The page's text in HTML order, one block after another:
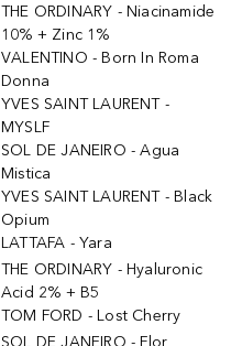
THE ORDINARY - Niacinamide
10% + Zinc 1%
VALENTINO - Born In Roma
Donna
YVES SAINT LAURENT -
MYSLF
SOL DE JANEIRO - Agua
Mistica
YVES SAINT LAURENT - Black
Opium
LATTAFA - Yara
THE ORDINARY - Hyaluronic
Acid 2% + B5
TOM FORD - Lost Cherry
SOL DE JANEIRO - Flor